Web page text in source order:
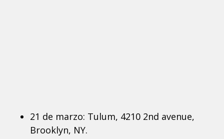
21 de marzo: Tulum, 4210 2nd avenue,
Brooklyn, NY.